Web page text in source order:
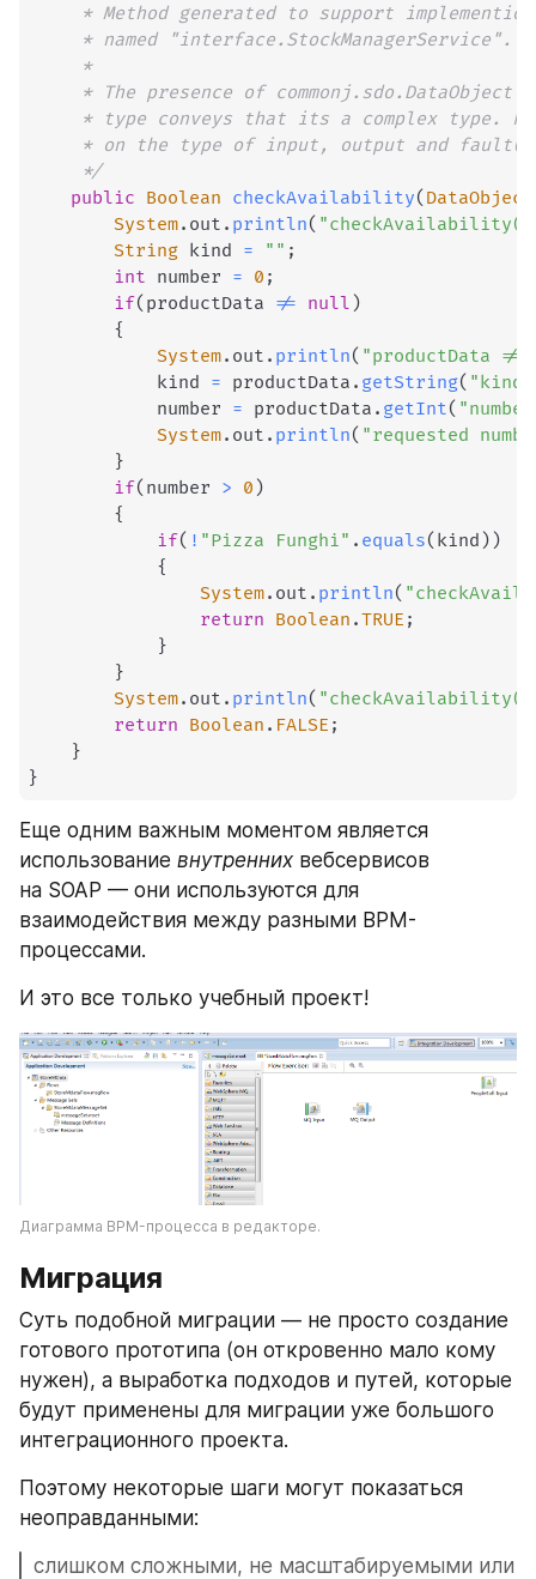
	 */
public Boolean checkAvailability( DataObject
System. out . println(
String kind = "" ;
int number = 0 ;
if( productData != null )
{
System. out . println( "productData
			kind
= productData . getString( "kind"
			number
= productData . getInt(
System. out . println( "requested
}
if( number > 0 )
{
if( ! "Pizza Funghi" . equals( kind ) )
{
System. out . println(
return Boolean .TRUE ;
}
}
System. out . println(
return Boolean . FALSE ;
}
}
Еще одним важным моментом является
использование внутренних вебсервисов
на SOAP — они используются для
взаимодействия между разными BPM-
процессами.
И это все только учебный проект!
Диаграмма BPM-процесса в редакторе.
Миграция
Суть подобной миграции — не просто создание
готового прототипа (он откровенно мало кому
нужен), а выработка подходов и путей, которые
будут применены для миграции уже большого
интеграционного проекта.
Поэтому некоторые шаги могут показаться
неоправданными:
слишком сложными, не масштабируемыми или